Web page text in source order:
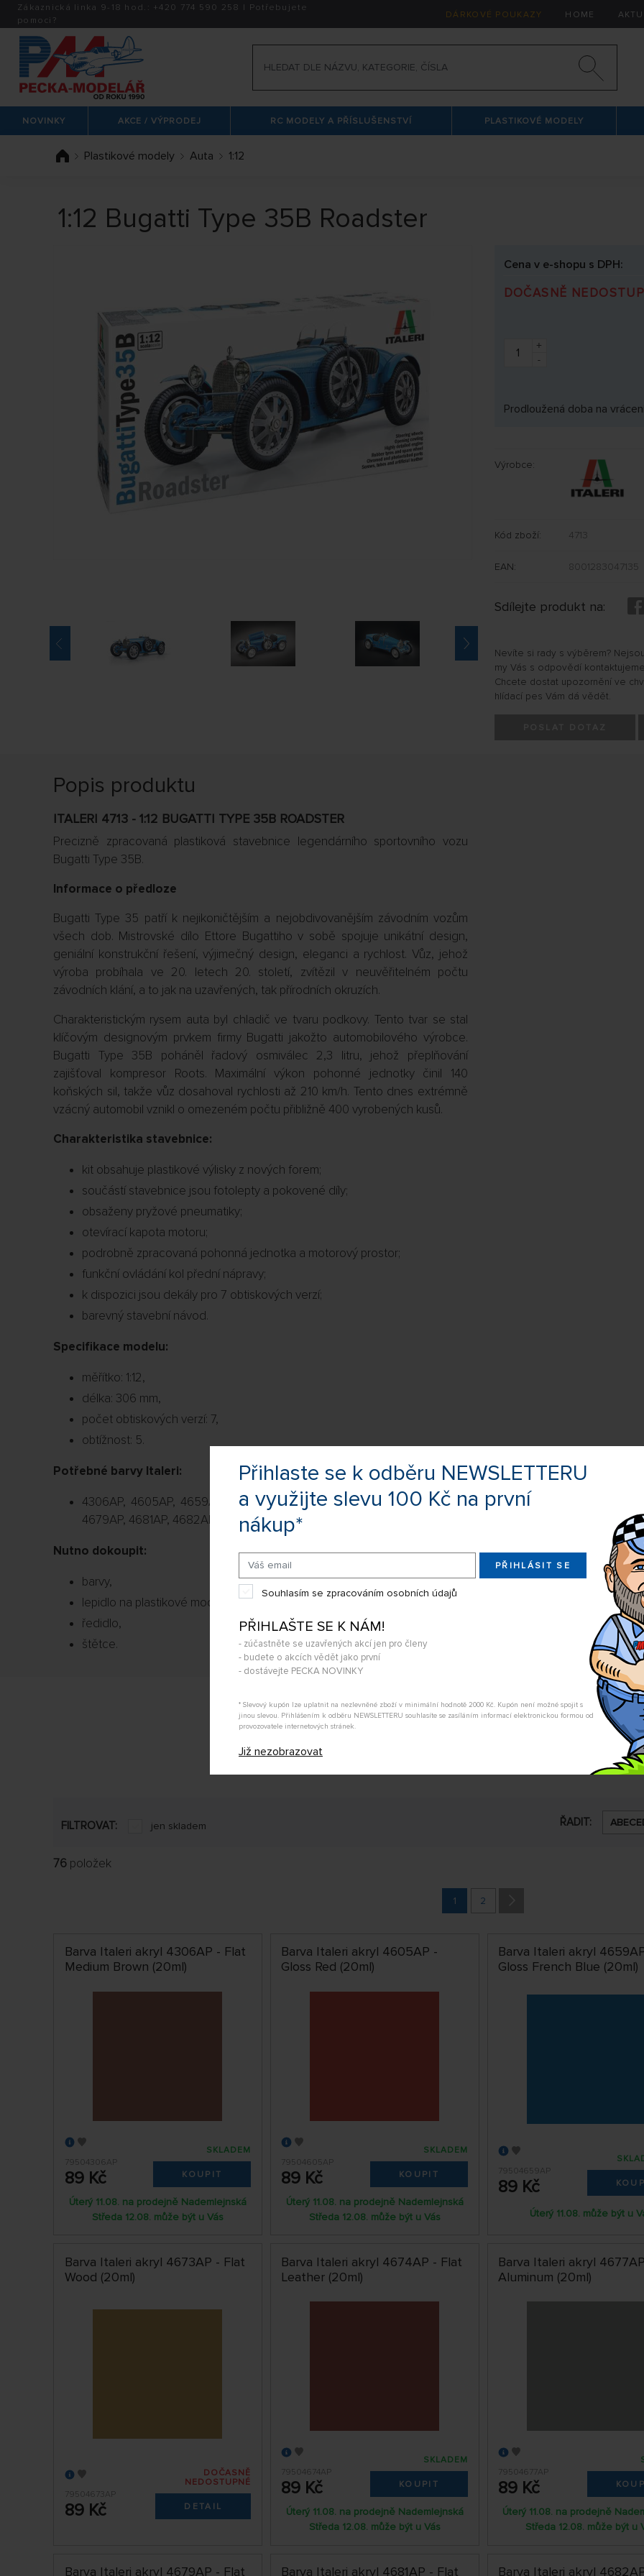
Přihlaste se k odběru NEWSLETTERU
a využijte slevu 100 Kč na první
nákup*
PŘIHLÁSIT SE
Souhlasím se zpracováním osobních údajů
PŘIHLAŠTE SE K NÁM!
- zúčastněte se uzavřených akcí jen pro členy
- budete o akcích vědět jako první
- dostávejte PECKA NOVINKY
* Slevový kupón lze uplatnit na nezlevněné zboží v minimální hodnotě 2000 Kč. Kupón není možné spojit s
jinou slevou. Přihlášením k odběru NEWSLETTERU souhlasíte se zasíláním informací elektronickou formou od
provozovatele internetových stránek.
Již nezobrazovat
Zákaznická linka 9-18 hod.: +420 774 590 258 | Potřebujete
pomoci?
DÁRKOVÉ POUKAZY HOME
NOVINKY AKCE / VÝPRODEJ RC MODELY A PŘÍSLUŠENSTVÍ PLASTIKOVÉ MODELY
Plastikové modely Auta 1:12
1:12 Bugatti Type 35B Roadster
Cena v e-shopu s DPH:
DOČASNĚ
+
-
Prodloužená doba na
Výrobce:
Kód zboží: 4713
EAN: 8001283047135
Sdílejte produkt na:
Nevíte si rady s výběrem?
my Vás s odpovědí
Chcete dostat upozornění ve
hlídací pes Vám dá vědět.
Popis produktu
ITALERI 4713 - 1:12 BUGATTI TYPE 35B ROADSTER
Precizně zpracovaná plastiková stavebnice legendárního sportovního vozu
Bugatti Type 35B.
Informace o předloze
Bugatti Type 35 patří k nejikoničtějším a nejobdivovanějším závodním vozům
všech dob. Mistrovské dílo Ettore Bugattiho v sobě spojuje unikátní design,
geniální konstrukční řešení, výjimečný design, eleganci a rychlost. Vůz, jehož
výroba probíhala ve 20. letech 20. století, zvítězil v neuvěřitelném počtu
závodních klání, a to jak na uzavřených, tak přírodních okruzích.
Charakteristickým rysem auta byl chladič ve tvaru podkovy. Tento tvar se stal
klíčovým designovým prvkem firmy Bugatti jakožto automobilového výrobce.
Bugatti Type 35B poháněl řadový osmiválec 2,3 litru, jehož přeplňování
zajišťoval kompresor Roots. Maximální výkon pohonné jednotky činil 140
koňských sil, takže vůz dosahoval rychlosti až 210 km/h. Tento dnes extrémně
vzácný automobil vznikl o omezeném počtu přibližně 400 vyrobených kusů.
Charakteristika stavebnice:
kit obsahuje plastikové výlisky z nových forem;
součástí stavebnice jsou fotolepty a pokovené díly;
obsaženy pryžové pneumatiky;
otevírací kapota motoru;
podrobně zpracovaná pohonná jednotka a motorový prostor;
funkční ovládání kol přední nápravy;
k dispozici jsou dekály pro 7 obtiskových verzí;
barevný stavební návod.
Specifikace modelu:
měřítko: 1:12,
délka: 306 mm,
počet obtiskových verzí: 7,
obtížnost: 5.
Potřebné barvy Italeri:
4306AP, 4605AP, 4659AP, 4672AP, 4673AP, 4674AP, 4677AP, 4678AP,
4679AP, 4681AP, 4682AP, 4696AP, 4763AP, 4768AP.
Nutno dokoupit:
barvy,
lepidlo na plastikové modely,
ředidlo,
štětce.
FILTROVAT: jen skladem ŘADIT:
76 položek
1 2
Barva Italeri akryl 4306AP - Flat
Medium Brown (20ml)
79504306AP
89 Kč
SKLADEM
KOUPIT
Úterý 11.08. na prodejně Nademlejnská
Středa 12.08. může být u Vás
Barva Italeri akryl 4605AP -
Gloss Red (20ml)
79504605AP
89 Kč
SKLADEM
KOUPIT
Úterý 11.08. na prodejně Nademlejnská
Středa 12.08. může být u Vás
Barva Italeri akryl
Gloss French Blue (20ml)
79504659AP
89 Kč
Úterý 11.08. může být u
Barva Italeri akryl 4673AP - Flat
Wood (20ml)
79504673AP
89 Kč
DOČASNĚ
NEDOSTUPNÉ
DETAIL
Barva Italeri akryl 4674AP - Flat
Leather (20ml)
79504674AP
89 Kč
SKLADEM
KOUPIT
Úterý 11.08. na prodejně Nademlejnská
Středa 12.08. může být u Vás
Barva Italeri akryl
Aluminum (20ml)
79504677AP
89 Kč
Úterý 11.08. na prodejně
Středa 12.08. může být u
Barva Italeri akryl 4679AP - Flat Barva Italeri akryl 4681AP - Flat Barva Italeri akryl